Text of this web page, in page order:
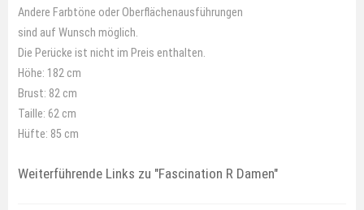
Andere Farbtöne oder Oberflächenausführungen
sind auf Wunsch möglich.
Die Perücke ist nicht im Preis enthalten.
Höhe: 182 cm
Brust: 82 cm
Taille: 62 cm
Hüfte: 85 cm
Weiterführende Links zu "Fascination R Damen"